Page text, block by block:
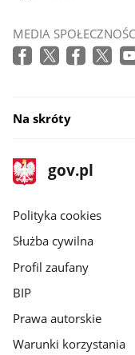
MEDIA
Na skróty
stopka
gov.pl
Strona
gov.pl
gov.pl
Polityka cookies
Służba cywilna
Profil zaufany
BIP
Prawa autorskie
Warunki korzystania